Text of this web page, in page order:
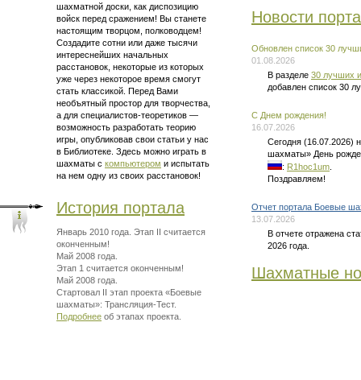
шахматной доски, как диспозицию
войск перед сражением! Вы станете
настоящим творцом, полководцем!
Создадите сотни или даже тысячи
интереснейших начальных
расстановок, некоторые из которых
уже через некоторое время смогут
стать классикой. Перед Вами
необъятный простор для творчества,
а для специалистов-теоретиков —
возможность разработать теорию
игры, опубликовав свои статьи у нас
в Библиотеке. Здесь можно играть в
шахматы с компьютером и испытать
на нем одну из своих расстановок!
История портала
Январь 2010 года. Этап II считается
оконченным!
Май 2008 года.
Этап 1 считается оконченным!
Май 2008 года.
Стартовал II этап проекта «Боевые
шахматы»: Трансляция-Тест.
Подробнее об этапах проекта.
Новости
Обновлен список 30
01.08.2026
В разделе 30 лучших
добавлен список 30
C Днем рождения!
16.07.2026
Сегодня (16.07.2026)
шахматы» День
: R1hoc1um
Поздравляем!
Отчет портала Боевые
13.07.2026
В отчете отражена
2026 года.
Шахматные